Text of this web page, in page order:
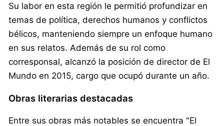
Su labor en esta región le permitió profundizar en
temas de política, derechos humanos y conflictos
bélicos, manteniendo siempre un enfoque humano
en sus relatos. Además de su rol como
corresponsal, alcanzó la posición de director de El
Mundo en 2015, cargo que ocupó durante un año.
Obras literarias destacadas
Entre sus obras más notables se encuentra "El